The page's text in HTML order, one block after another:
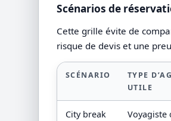
Scénarios de
Cette grille évite de
risque de devis et une
SCÉNARIO
TYPE
UTILE
City break
Voyagiste